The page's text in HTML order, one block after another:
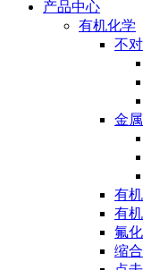
产品中心
有机化学
不
金
有
有
氟
缩